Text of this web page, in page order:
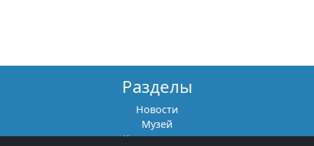
Разделы
Новости
Музей
Книги памяти